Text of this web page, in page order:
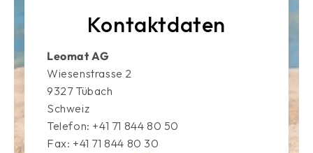
Kontaktdaten
Leomat AG
Wiesenstrasse 2
9327 Tübach
Schweiz
Telefon: +41 71 844 80 50
Fax: +41 71 844 80 30